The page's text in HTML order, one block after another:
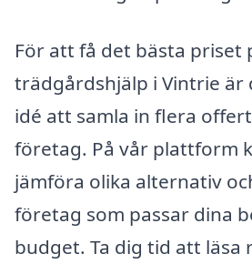
För att få det bästa priset
trädgårdshjälp i Vintrie är
idé att samla in flera
företag. På vår plattform
jämföra olika alternativ
företag som passar dina
budget. Ta dig tid att läsa